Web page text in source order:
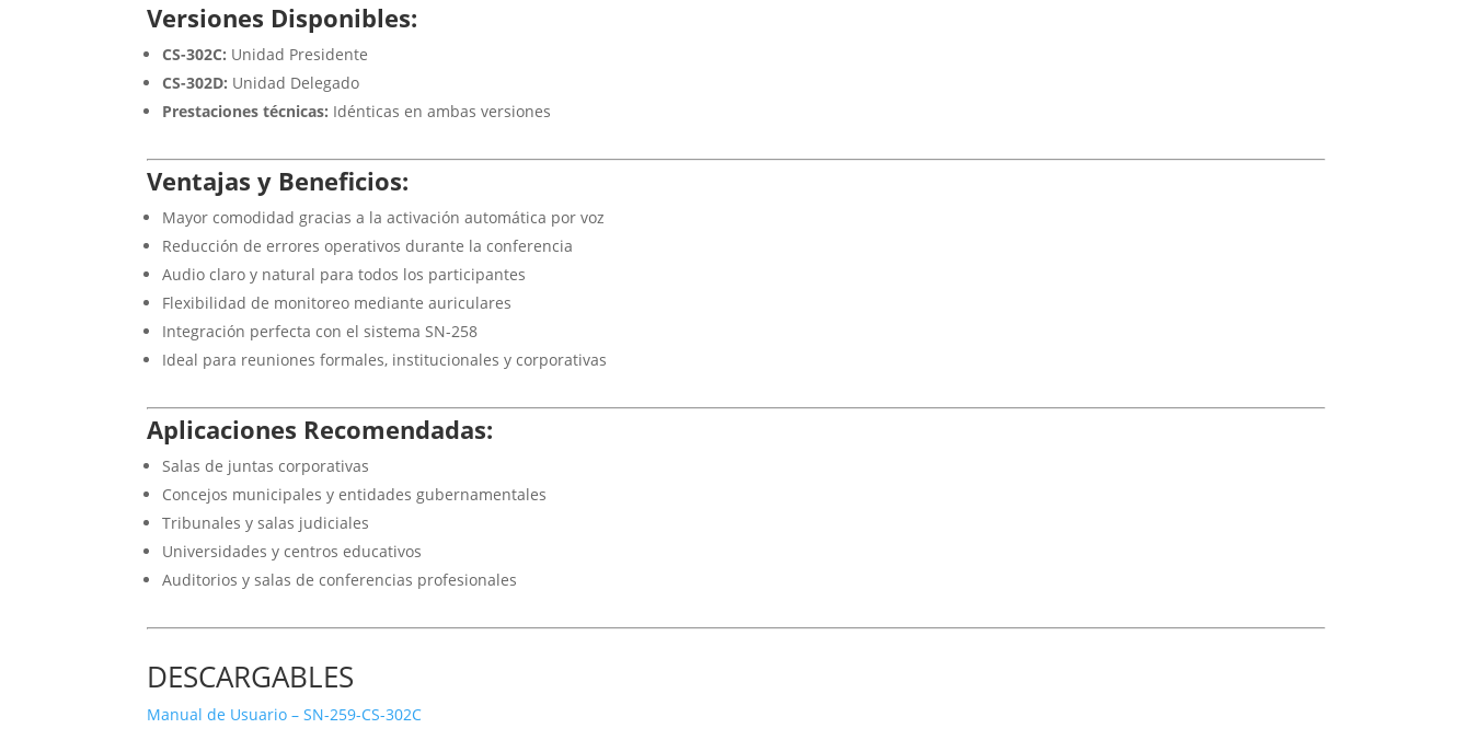
Versiones Disponibles:
CS-302C: Unidad Presidente
CS-302D: Unidad Delegado
Prestaciones técnicas: Idénticas en ambas versiones
Ventajas y Beneficios:
Mayor comodidad gracias a la activación automática por voz
Reducción de errores operativos durante la conferencia
Audio claro y natural para todos los participantes
Flexibilidad de monitoreo mediante auriculares
Integración perfecta con el sistema SN-258
Ideal para reuniones formales, institucionales y corporativas
Aplicaciones Recomendadas:
Salas de juntas corporativas
Concejos municipales y entidades gubernamentales
Tribunales y salas judiciales
Universidades y centros educativos
Auditorios y salas de conferencias profesionales
DESCARGABLES
Manual de Usuario – SN-259-CS-302C